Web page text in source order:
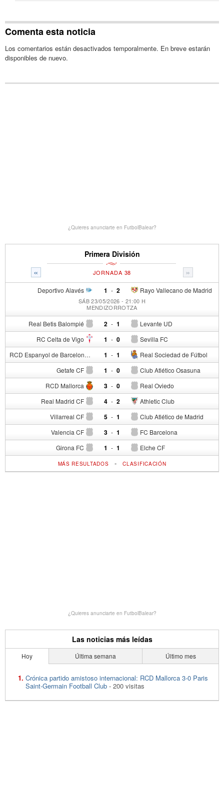
Comenta esta noticia
Los comentarios están desactivados temporalmente. En breve estarán
disponibles de nuevo.
¿Quieres anunciarte en FutbolBalear?
Primera División
« »
JORNADA 38
Deportivo Alavés 1 - Rayo Vallecano de Madrid
2
SÁB 23/05/2026 - 21:00 H
MENDIZORROTZA
Real Betis Balompié 2 - Levante UD
1
RC Celta de Vigo 1 - Sevilla FC
0
RCD Espanyol de Barcelona 1 - Real Sociedad de Fútbol
1
Getafe CF 1 - Club Atlético Osasuna
0
RCD Mallorca 3 - Real Oviedo
0
Real Madrid CF 4 - Athletic Club
2
Villarreal CF 5 - Club Atlético de Madrid
1
Valencia CF 3 - FC Barcelona
1
Girona FC 1 - Elche CF
1
MÁS RESULTADOS -CLASIFICACIÓN
¿Quieres anunciarte en FutbolBalear?
Las noticias más leídas
Hoy Última semana Último mes
Crónica partido amistoso internacional: RCD Mallorca 3-0 Paris
Saint-Germain Football Club - 200 visitas